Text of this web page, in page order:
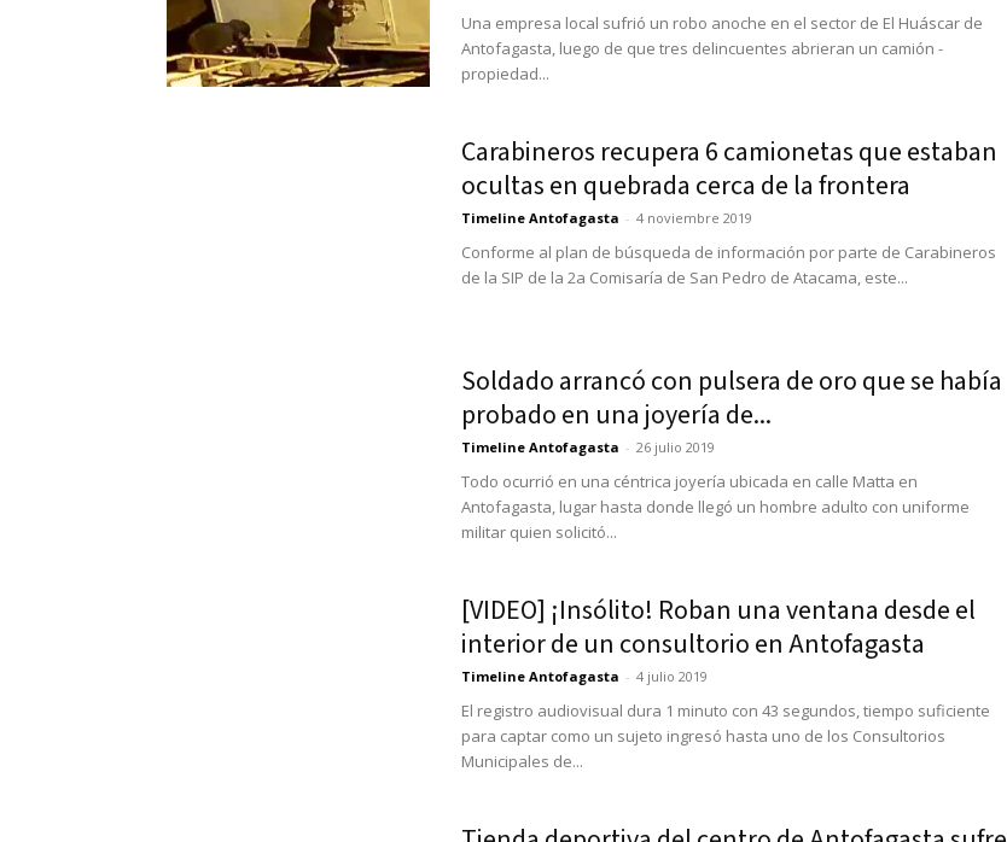
Una empresa local sufrió un robo anoche en el sector de El Huáscar de
Antofagasta, luego de que tres delincuentes abrieran un camión -
propiedad...
Carabineros recupera 6 camionetas que estaban
ocultas en quebrada cerca de la frontera
Timeline Antofagasta - 4 noviembre 2019
Conforme al plan de búsqueda de información por parte de Carabineros
de la SIP de la 2a Comisaría de San Pedro de Atacama, este...
Soldado arrancó con pulsera de oro que se había
probado en una joyería de...
Timeline Antofagasta - 26 julio 2019
Todo ocurrió en una céntrica joyería ubicada en calle Matta en
Antofagasta, lugar hasta donde llegó un hombre adulto con uniforme
militar quien solicitó...
[VIDEO] ¡Insólito! Roban una ventana desde el
interior de un consultorio en Antofagasta
Timeline Antofagasta - 4 julio 2019
El registro audiovisual dura 1 minuto con 43 segundos, tiempo suficiente
para captar como un sujeto ingresó hasta uno de los Consultorios
Municipales de...